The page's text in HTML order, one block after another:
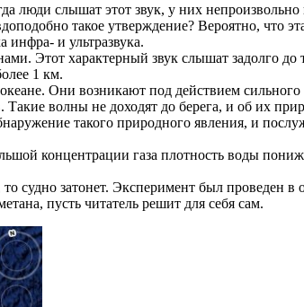
люди слышат этот звук, у них непроизвольно
такое утверждение? Вероятно, что
и ультразвука.
Этот характерный звук слышат задолго до
1 км.
Они возникают под действием сильного
волны не доходят до берега, и об их
такого природного явления, и
концентрации газа плотность воды
судно затонет. Эксперимент был проведен в
пусть читатель решит для себя сам.